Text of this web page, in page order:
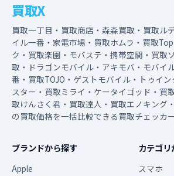
買取X
買取一丁目・買取商店・森森買取・買取ル
イル一番・家電市場・買取ホムラ・買取
ク・買取楽園・モバステ・携帯空間・買取
取・ドラゴンモバイル・アキモバ・モバイ
番・買取TOJO・ゲストモバイル・トゥイ
スター・買取ミライ・ケータイゴッド・買
取けんさく君・買取達人・買取エノキング
の買取価格を一括比較できる買取チェッカ
ブランドから探す
Apple
カテゴ
スマホ